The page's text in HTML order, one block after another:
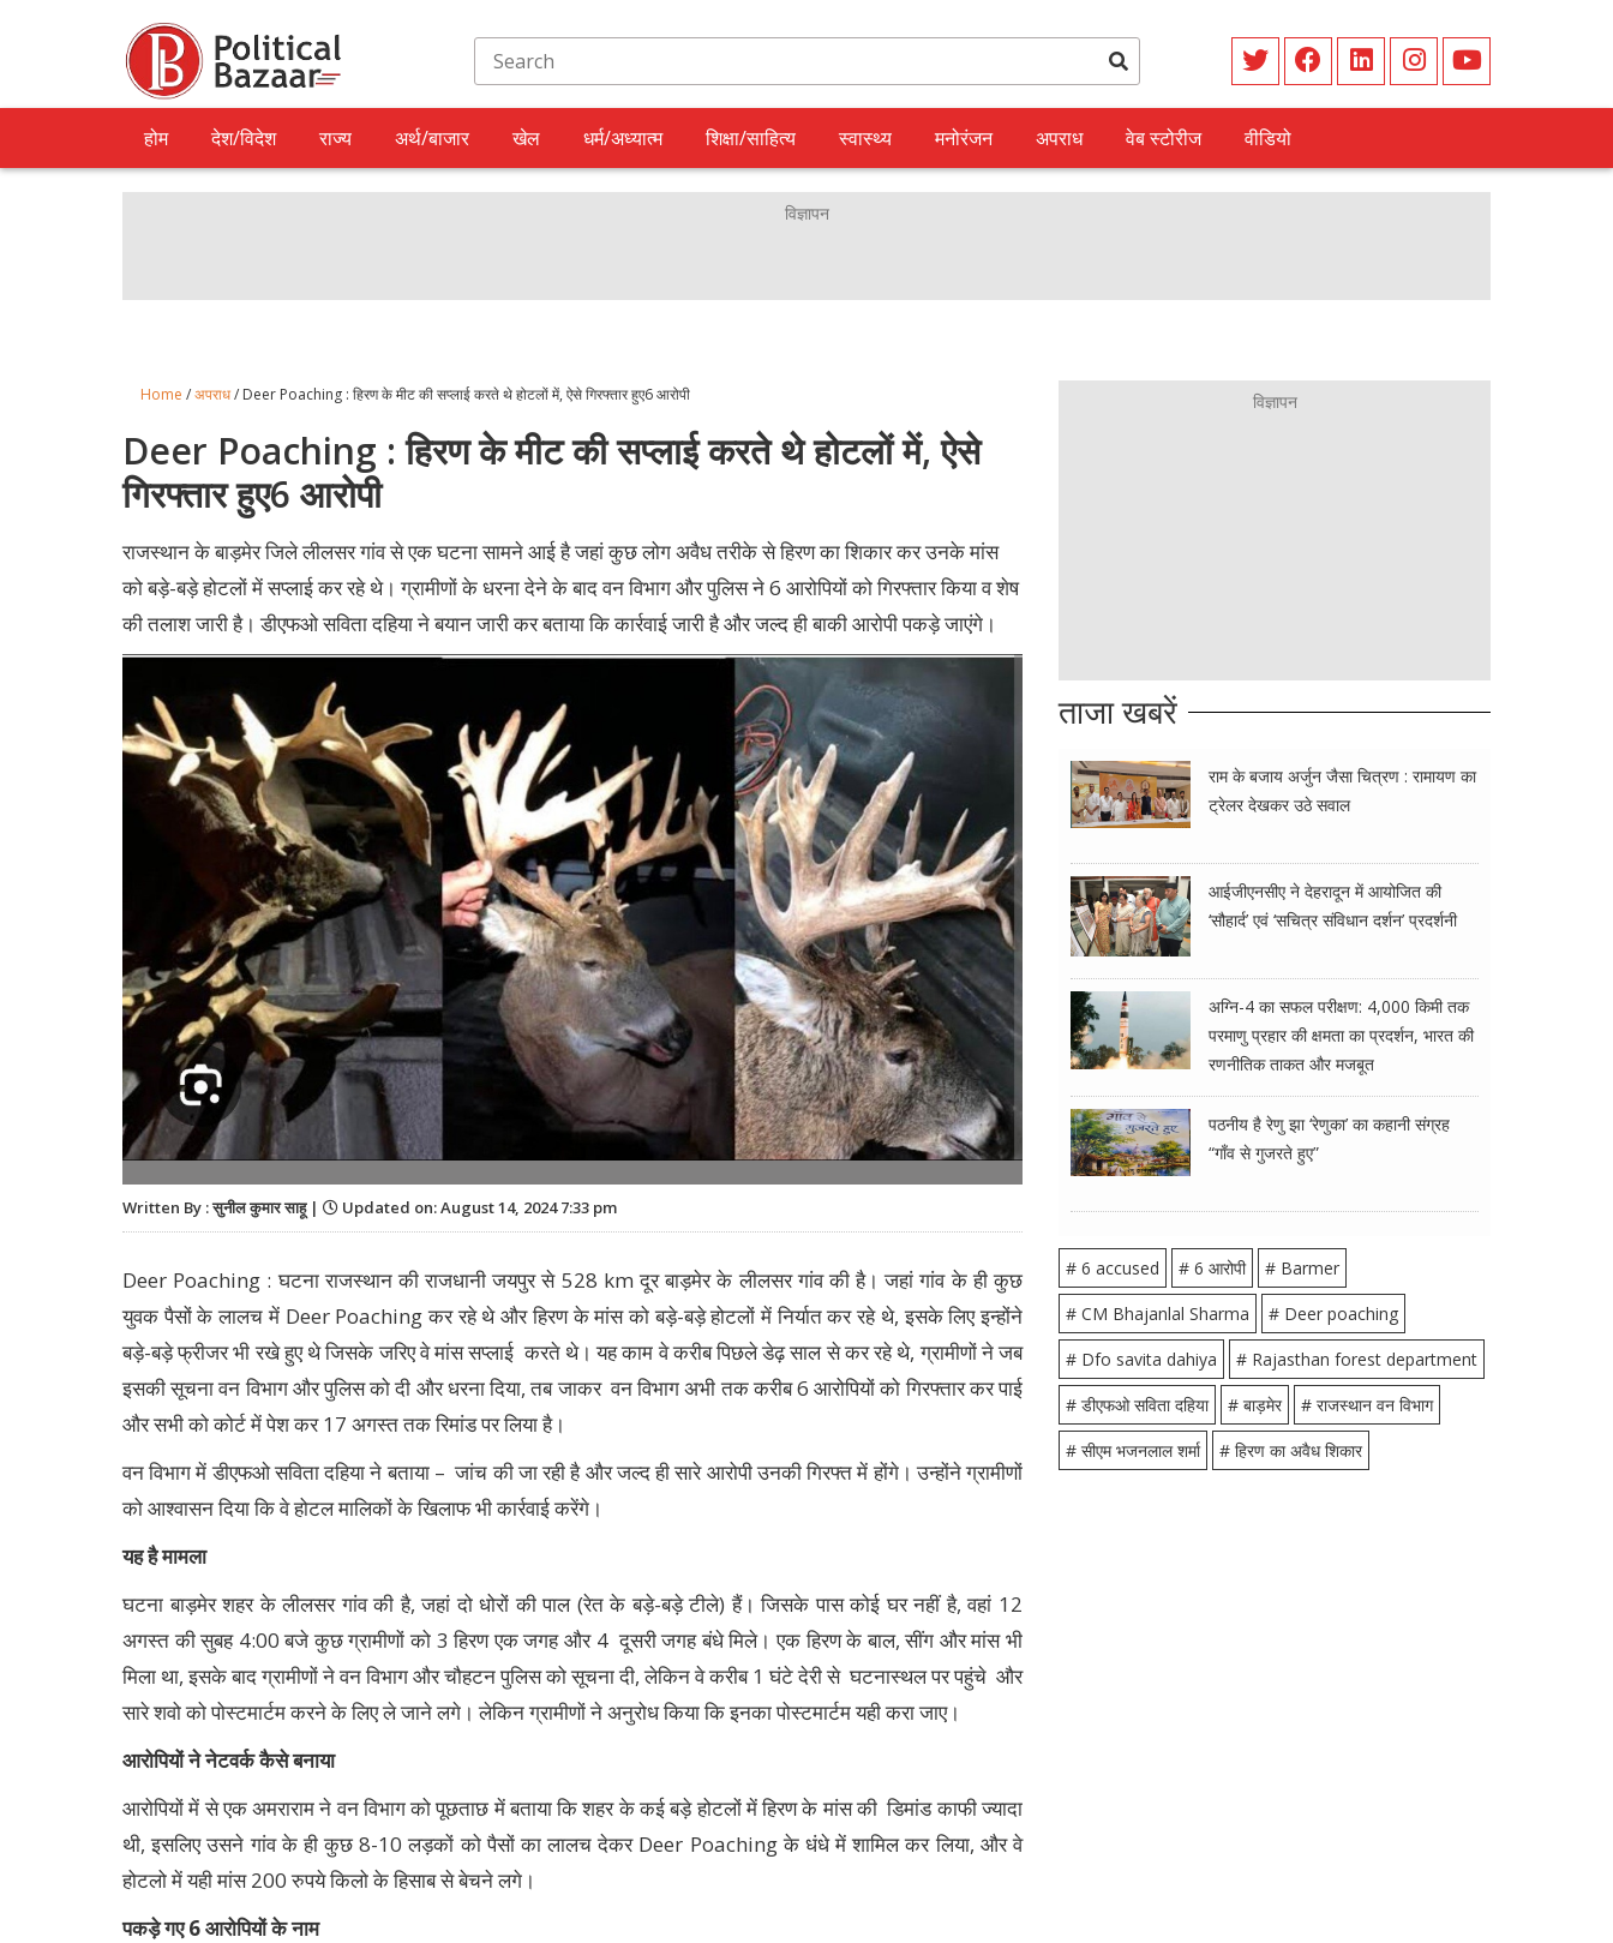
होम देश/विदेश राज्य अर्थ/बाजार खेल धर्म/अध्यात्म शिक्षा/साहित्य स्वास्थ्य मनोरंजन अपराध वेब स्टोरीज वीडियो
Home /अपराध/ Deer Poaching : हिरण के मीट की सप्लाई करते थे होटलों में, ऐसे गिरफ्तार हुए6 आरोपी
Deer Poaching : हिरण के मीट की सप्लाई करते थे होटलों में, ऐसे
गिरफ्तार हुए6 आरोपी
राजस्थान के बाड़मेर जिले लीलसर गांव से एक घटना सामने आई है जहां कुछ लोग अवैध तरीके से हिरण का शिकार कर उनके मांस
को बड़े-बड़े होटलों में सप्लाई कर रहे थे। ग्रामीणों के धरना देने के बाद वन विभाग और पुलिस ने 6 आरोपियों को गिरफ्तार किया व शेष
की तलाश जारी है। डीएफओ सविता दहिया ने बयान जारी कर बताया कि कार्रवाई जारी है और जल्द ही बाकी आरोपी पकड़े जाएंगे।
Written By : सुनील कुमार साहू | Updated on: August 14, 2024 7:33 pm
Deer Poaching : घटना राजस्थान की राजधानी जयपुर से 528 km दूर बाड़मेर के लीलसर गांव की है। जहां गांव के ही कुछ
युवक पैसों के लालच में Deer Poaching कर रहे थे और हिरण के मांस को बड़े-बड़े होटलों में निर्यात कर रहे थे, इसके लिए इन्होंने
बड़े-बड़े फ्रीजर भी रखे हुए थे जिसके जरिए वे मांस सप्लाई करते थे। यह काम वे करीब पिछले डेढ़ साल से कर रहे थे, ग्रामीणों ने जब
इसकी सूचना वन विभाग और पुलिस को दी और धरना दिया, तब जाकर वन विभाग अभी तक करीब 6 आरोपियों को गिरफ्तार कर पाई
और सभी को कोर्ट में पेश कर 17 अगस्त तक रिमांड पर लिया है।
वन विभाग में डीएफओ सविता दहिया ने बताया – जांच की जा रही है और जल्द ही सारे आरोपी उनकी गिरफ्त में होंगे। उन्होंने ग्रामीणों
को आश्वासन दिया कि वे होटल मालिकों के खिलाफ भी कार्रवाई करेंगे।
यहहैमामला
घटना बाड़मेर शहर के लीलसर गांव की है, जहां दो धोरों की पाल (रेत के बड़े-बड़े टीले) हैं। जिसके पास कोई घर नहीं है, वहां 12
अगस्त की सुबह 4:00 बजे कुछ ग्रामीणों को 3 हिरण एक जगह और 4 दूसरी जगह बंधे मिले। एक हिरण के बाल, सींग और मांस भी
मिला था, इसके बाद ग्रामीणों ने वन विभाग और चौहटन पुलिस को सूचना दी, लेकिन वे करीब 1 घंटे देरी से घटनास्थल पर पहुंचे और
सारे शवो को पोस्टमार्टम करने के लिए ले जाने लगे। लेकिन ग्रामीणों ने अनुरोध किया कि इनका पोस्टमार्टम यही करा जाए।
आरोपियोंनेनेटवर्ककैसेबनाया
आरोपियों में से एक अमराराम ने वन विभाग को पूछताछ में बताया कि शहर के कई बड़े होटलों में हिरण के मांस की डिमांड काफी ज्यादा
थी, इसलिए उसने गांव के ही कुछ 8-10 लड़कों को पैसों का लालच देकर Deer Poaching के धंधे में शामिल कर लिया, और वे
होटलो में यही मांस 200 रुपये किलो के हिसाब से बेचने लगे।
पकड़ेगए 6आरोपियोंकेनाम
ताजा खबरें
राम के बजाय अर्जुन जैसा चित्रण : रामायण का
ट्रेलर देखकर उठे सवाल
आईजीएनसीए ने देहरादून में आयोजित की
‘सौहार्द’ एवं ‘सचित्र संविधान दर्शन’ प्रदर्शनी
अग्नि-4 का सफल परीक्षण: 4,000 किमी तक
परमाणु प्रहार की क्षमता का प्रदर्शन, भारत की
रणनीतिक ताकत और मजबूत
पठनीय है रेणु झा ‘रेणुका’ का कहानी संग्रह
“गाँव से गुजरते हुए”
# 6 accused # 6 आरोपी
# Barmer
# CM Bhajanlal Sharma
# Deer poaching
# Dfo savita dahiya
# Rajasthan forest department
# डीएफओ सविता दहिया
# बाड़मेर
# राजस्थान वन विभाग
# सीएम भजनलाल शर्मा
# हिरण का अवैध शिकार